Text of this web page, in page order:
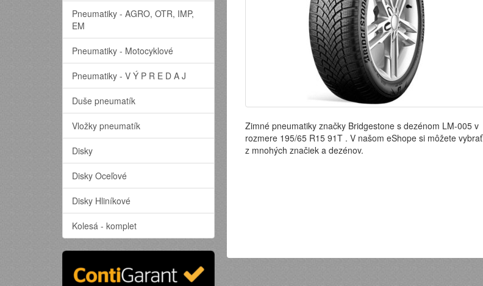
Zimné pneumatiky značky Bridgestone s dezénom LM-005 v
rozmere 195/65 R15 91T . V našom eShope si môžete vybrať
z mnohých značiek a dezénov.
Pneumatiky - AGRO, OTR, IMP,
EM
Pneumatiky - Motocyklové
Pneumatiky - V Ý P R E D A J
Duše pneumatík
Vložky pneumatík
Disky
Disky Oceľové
Disky Hliníkové
Kolesá - komplet